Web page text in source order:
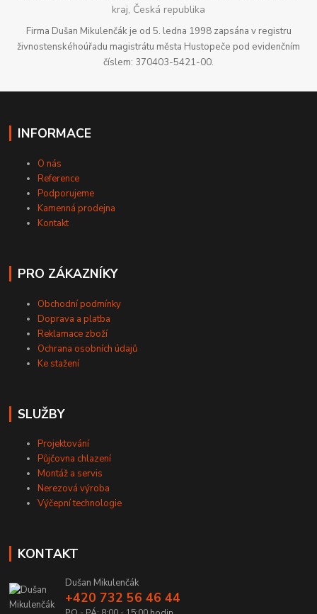
kraj, Česká republika
Firma Dušan Mikulenčák je od 5. ledna 1998 zapsána v registru
živnostenskéhoúřadu magistrátu města Hustopeče pod evidenčním
číslem: 370403-5421-00.
INFORMACE
O nás
Reference
Podporujeme
Kamenná prodejna
Kontakt
PRO ZÁKAZNÍKY
Obchodní podmínky
Doprava a platba
Reklamace zboží
Ochrana osobních údajů
Ke stažení
SLUŽBY
Projektování
Půjčovna chlazení
Montáž a servis
Nerezová výroba
Výčepní technologie
KONTAKT
Dušan Mikulenčák
+420 732 56 46 44